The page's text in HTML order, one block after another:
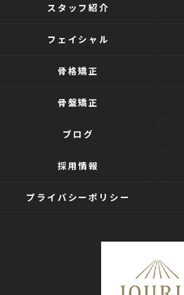
スタッフ紹介
フェイシャル
骨格矯正
骨盤矯正
ブログ
採用情報
プライバシーポリシー